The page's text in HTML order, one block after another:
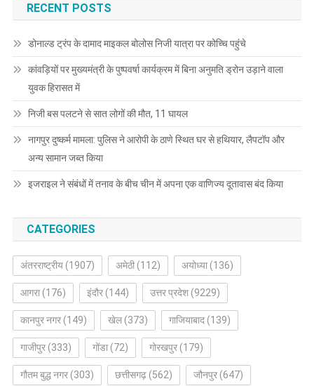
navigation
RECENT POSTS
डोनाल्ड ट्रंप के दामाद माइकल बोलोस निजी यात्रा पर कोच्चि पहुंचे
कांवड़ियों पर मुख्यमंत्री के पुष्पवर्षा कार्यक्रम में बिना अनुमति ड्रोन उड़ाने वाला
युवक हिरासत में
निजी बस पलटने से सात लोगों की मौत, 11 घायल
नागपुर दुष्कर्म मामला: पुलिस ने आरोपी के ठाणे स्थित घर से हथियार, लैपटॉप और
अन्य सामान जब्त किया
इजराइल ने संबंधों में तनाव के बीच चीन में अपना एक वाणिज्य दूतावास बंद किया
CATEGORIES
अंतरराष्ट्रीय(1907) अमेठी(112) अयोध्या(136)
आगरा(176) इंदौर(144) उत्तर प्रदेश(9229)
कानपुर नगर(149) खेल(373) गाजियाबाद(139)
गाजीपुर(333) गोंडा(72) गोरखपुर(179)
गौतम बुद्ध नगर(303) छत्तीसगढ़(562) जौनपुर(647)